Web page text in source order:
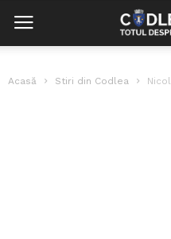
Acasă Stiri din Codlea